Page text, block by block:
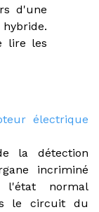
d'une
lire les
électrique
la détection
incriminé
l'état normal
le circuit du